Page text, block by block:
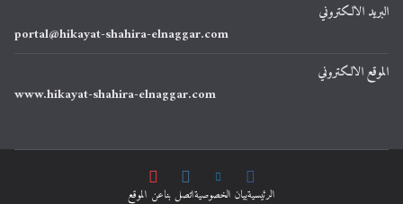
البريد الالكتروني
portal@hikayat-shahira-elnaggar.com
الموقع الالكتروني
www.hikayat-shahira-elnaggar.com
الرئيسيةﺑﻴﺎﻥ اﻟﺨﺼﻮﺻﻴﺔاتصل بناعن الموقع